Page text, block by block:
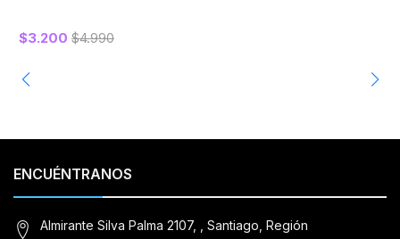
$3.200 $4.990
ENCUÉNTRANOS
Almirante Silva Palma 2107, , Santiago, Región